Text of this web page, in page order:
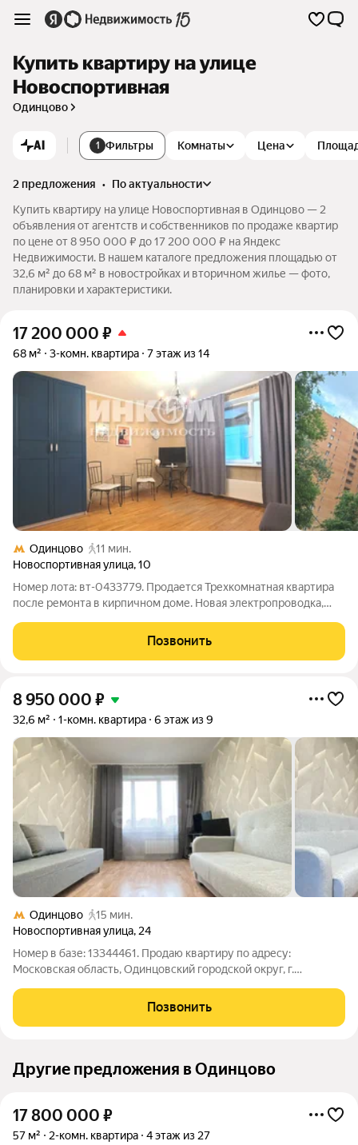
Купить квартиру на улице
Новоспортивная
Одинцово
AI 1 Фильтры Комнаты Цена
2 предложения •
по актуальности
Купить квартиру на улице Новоспортивная в Одинцово — 2
объявления от агентств и собственников по продаже квартир
по цене от 8 950 000 ₽ до 17 200 000 ₽ на Яндекс
Недвижимости. В нашем каталоге предложения площадью от
32,6 м² до 68 м² в новостройках и вторичном жилье — фото,
планировки и характеристики.
17 200 000 ₽
68 м² 3-комн. квартира 7 этаж из 14
Одинцово
11 мин.
Новоспортивная улица,10
Номер лота: вт-0433779. Продается Трехкомнатная квартира
после ремонта в кирпичном доме. Новая электропроводка,
кухня. Две застекленные лоджии с выходами с кухни и
комнаты. Санузел раздельный.
Позвонить
8 950 000 ₽
32,6 м² 1-комн. квартира 6 этаж из 9
Одинцово
15 мин.
Новоспортивная улица, 24
Номер в базе: 13344461. Продаю квартиру по адресу:
Московская область, Одинцовский городской округ, г.
можно купить по ставке 12,5% О квартире: Уютная
однокомнатная квартира общей площадью
Позвонить
Другие предложения в Одинцово
17 800 000 ₽
57 м² 2-комн. квартира 4 этаж из 27